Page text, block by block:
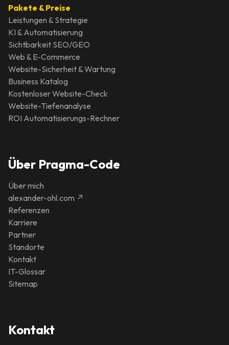
Pakete & Preise
Leistungen & Strategie
KI & Automatisierung
Sichtbarkeit SEO/GEO
Web & E-Commerce
Website-Sicherheit & Wartung
Business Katalog
Kostenloser Website-Check
Website-Tiefenanalyse
ROI Automatisierungs-Rechner
Über Pragma-Code
Über mich
alexander-ohl.com ↗
Referenzen
Karriere
Partner
Standorte
Kontakt
IT-Glossar
Sitemap
Kontakt